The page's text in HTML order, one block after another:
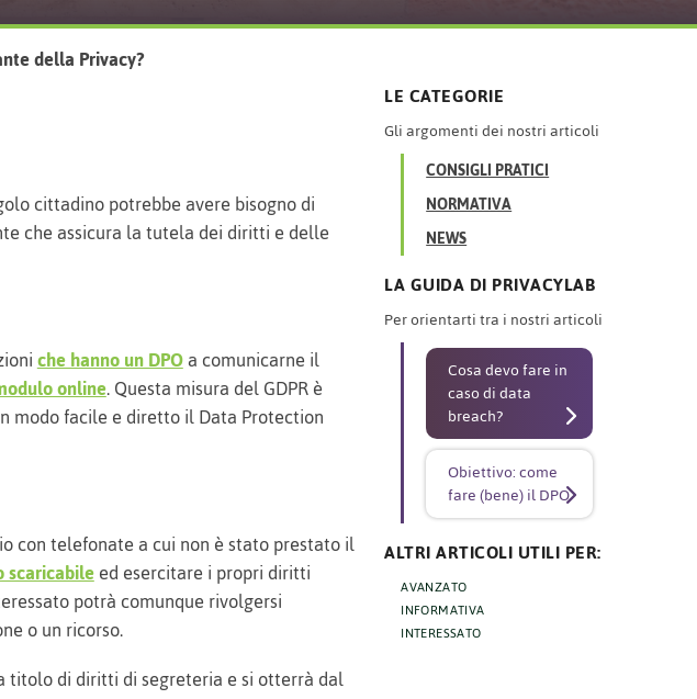
della Privacy?
cittadino potrebbe avere bisogno di
che assicura la tutela dei diritti e delle
che hanno un DPOa comunicarne il
online. Questa misura del GDPR è
facile e diretto il Data Protection
con telefonate a cui non è stato prestato il
ed esercitare i propri diritti
potrà comunque rivolgersi
o un ricorso.
titolo di diritti di segreteria e si otterrà dal
LE CATEGORIE
Gli argomenti dei nostri articoli
CONSIGLI PRATICI
NORMATIVA
NEWS
LA GUIDA DI PRIVACYLAB
Per orientarti tra i nostri articoli
Cosa devo fare in
caso di data
breach?
Obiettivo: come
fare (bene) il DPO
ALTRI ARTICOLI UTILI PER:
AVANZATO
INFORMATIVA
INTERESSATO